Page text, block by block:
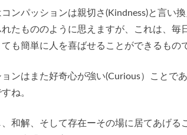
ンパッションは親切さ(Kindness)と言い
たもののように思えますが、これは、毎
ても簡単に人を喜ばせることができるもの
ョンはまた好奇心が強い(Curious）ことで
ね。
和解、そして存在ーその場に居てあげる